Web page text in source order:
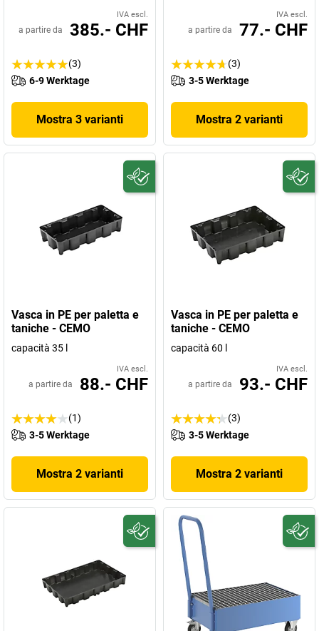
IVA escl.
a partire da 385.- CHF
(3)
6-9 Werktage
Mostra 3 varianti
IVA escl.
a partire da 77.- CHF
(3)
3-5 Werktage
Mostra 2 varianti
Vasca in PE per paletta e
taniche - CEMO
capacità 35 l
IVA escl.
a partire da 88.- CHF
(1)
3-5 Werktage
Mostra 2 varianti
Vasca in PE per paletta e
taniche - CEMO
capacità 60 l
IVA escl.
a partire da 93.- CHF
(3)
3-5 Werktage
Mostra 2 varianti